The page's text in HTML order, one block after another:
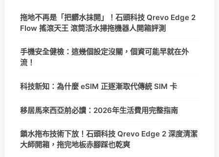
拖地不再是「把髒水抹開」！石頭科技 Qrevo Edge 2
Flow 搖滾天王 滾筒活水掃拖機器人開箱評測
手機安全健檢：這幾個設定沒關，個資可能早就在外
流！
科技新知：為什麼 eSIM 正逐漸取代傳統 SIM 卡
移居馬來西亞前必讀：2026年生活費用完整指南
鎖水拖布技術下放！石頭科技 Qrevo Edge 2 深度清潔
大師開箱，拖完地板赤腳踩也乾爽